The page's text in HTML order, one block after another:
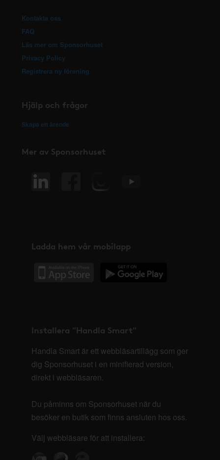
Kontakta oss
FAQ
Läs mer om Sponsorhuset
Privacy Policy
Registrera ny förening
Hjälp och frågor
Skapa ett ärende
Mer av Sponsorhuset
Ladda hem vår mobilapp
Installera "Handla Smart"
Handla Smart är ett webbläsartillägg som ger
dig Sponsorhuset i en minifierad version,
direkt i webbläsaren.
Du påminns om Sponsorhuset när du
besöker en butik som finns ansluten hos oss.
Välj webbläsare för att installera: